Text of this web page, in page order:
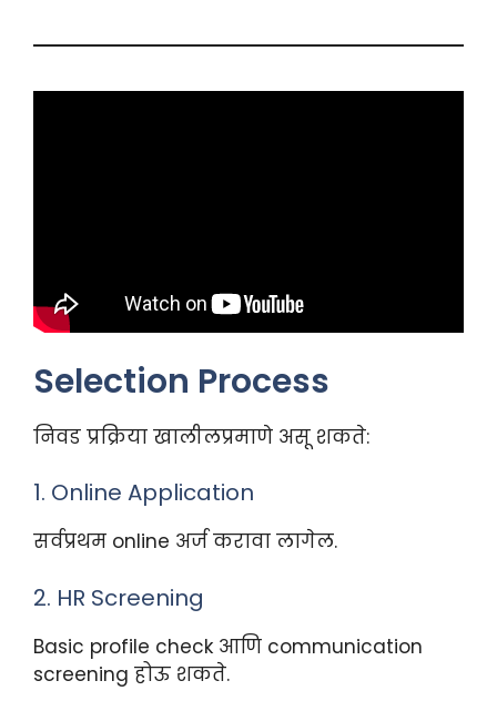
Selection Process
निवड प्रक्रिया खालीलप्रमाणे असू शकते:
1. Online Application
सर्वप्रथम online अर्ज करावा लागेल.
2. HR Screening
Basic profile check आणि communication
screening होऊ शकते.